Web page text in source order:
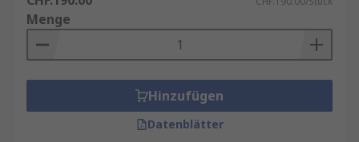
Menge
Hinzufügen
Datenblätter